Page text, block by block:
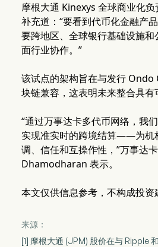
摩根大通 Kinexys 全球商业化
补充道：“要看到代币化金融产
要跨地区、全球银行基础设施
面行业协作。”
该试点的架构旨在与发行 Ondo
块链兼容，这表明未来整合具有
“通过万事达卡多代币网络，我
实现准实时的跨境结算——为机
调、信任和互操作性，”万事达
Dhamodharan 表示。
本文仅供信息参考，不构成投资
来源：
[1] 摩根大通 (JPM) 股价在与 Ripple